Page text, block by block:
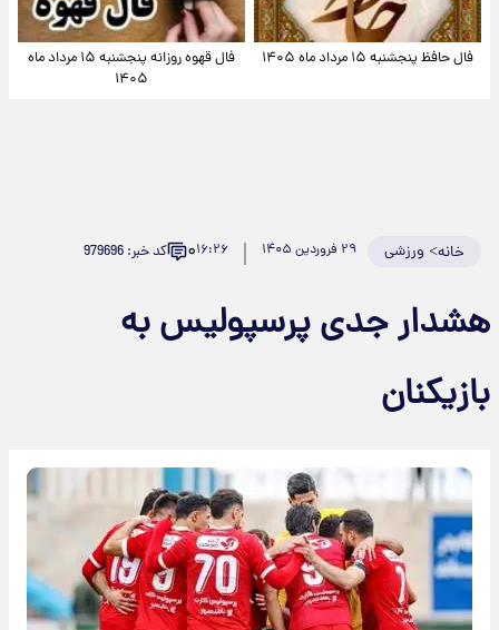
فال حافظ پنجشنبه ۱۵ مرداد ماه ۱۴۰۵
فال قهوه روزانه پنجشنبه ۱۵ مرداد ماه
۱۴۰۵
خانه> ورزشی ۲۹ فروردین ۱۴۰۵ ۱۶:۲۶۰ کد خبر: 979696
هشدار جدی پرسپولیس به
بازیکنان